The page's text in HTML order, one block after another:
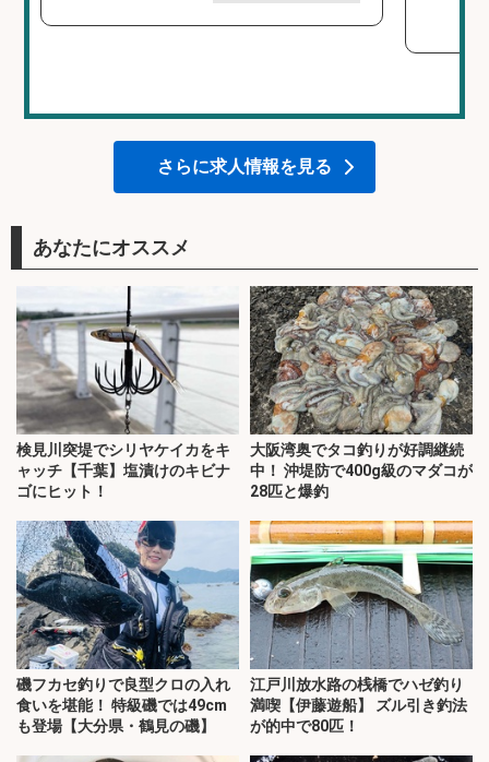
さらに求人情報を見る
あなたにオススメ
検見川突堤でシリヤケイカをキ
ャッチ【千葉】塩漬けのキビナ
ゴにヒット！
大阪湾奥でタコ釣りが好調継続
中！ 沖堤防で400g級のマダコが
28匹と爆釣
磯フカセ釣りで良型クロの入れ
食いを堪能！ 特級磯では49cm
も登場【大分県・鶴見の磯】
江戸川放水路の桟橋でハゼ釣り
満喫【伊藤遊船】 ズル引き釣法
が的中で80匹！